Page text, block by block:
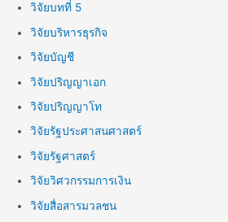
วิจัยบทที่ 5
วิจัยบริหารธุรกิจ
วิจัยบัญชี
วิจัยปริญญาเอก
วิจัยปริญญาโท
วิจัยรัฐประศาสนศาสตร์
วิจัยรัฐศาสตร์
วิจัยวิศวกรรมการเงิน
วิจัยสื่อสารมวลชน